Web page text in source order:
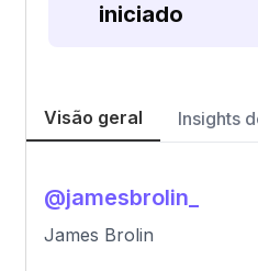
iniciado
Visão geral Insights
@jamesbrolin_
James Brolin